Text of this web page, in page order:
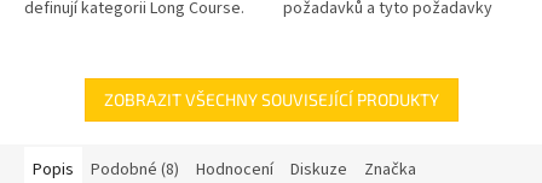
definují kategorii Long Course.
požadavků a tyto požadavky
vytvořili...
ZOBRAZIT VŠECHNY SOUVISEJÍCÍ PRODUKTY
Popis Podobné (8) Hodnocení Diskuze Značka